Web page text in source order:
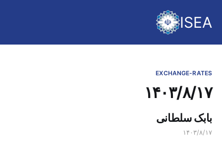
ISEA
EXCHANGE-RATES
۱۴۰۳/۸/۱۷
بابک سلطانی
۱۴۰۳/۸/۱۷